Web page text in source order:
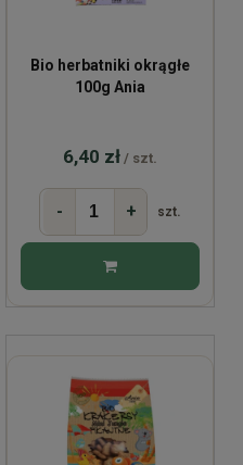
Bio herbatniki okrągłe
100g Ania
6,40 zł / szt.
- + szt.